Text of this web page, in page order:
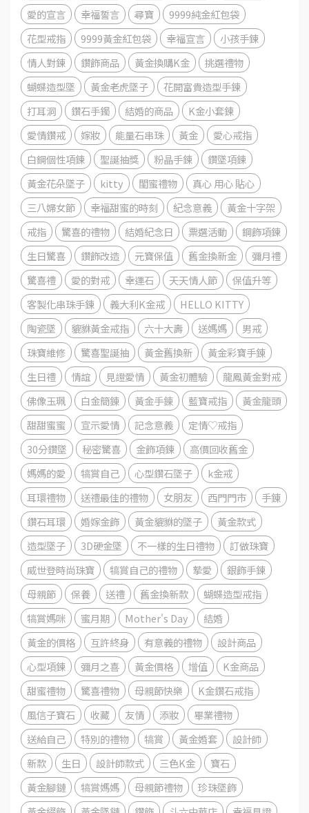
愛的宣言
幸福誓言 尋寶
9999純金紅包袋
花型戒指
9999黃金紅包袋 幸福宣言
小孩手鍊
情人對鍊
鑽飾商品 黃金換購K金
挑選禮物
蝴蝶造型墜
黃金老虎墜子
花開富貴造型手鍊
打耳洞
鑽石手鐲 結婚的商品
K金小套鍊
愛情鑽戒
嫁妝 能量石串珠 黃金
愛心戒指
白鋼個性項鍊
聖誕抽獎 粉晶手鍊
鑽墜項鍊
黃金花朵墜子
kitty 閨蜜禮物
真心 用心 貼心
三八婦女節
幸福甜蜜的時刻 紀念意義
黃金十字架
戒指
驚喜的禮物 結婚紀念日 票選活動
鋼飾項鍊
生日驚喜
鑽飾改造 元寶保值 舊金換新金
彌月禮
驚喜禮
愛的對戒 幸運石 天天情人節
保值升等
客製化串珠手鍊
義大利K金戒
HELLO KITTY
陶瓷墜
貔貅黃金戒指 六十大壽 送媽媽
男戒
珠寶維修
驚喜聖誕抽 黃金舊換新
黃金彩寶手錬
生日禮
情誼 見證愛情 黃金初體驗
龍鳳黃金對戒
佛像玉珮
白金簡錬 黃金手錬 藍寶戒指
黃金龍頭
甜甜蜜蜜
宣示愛情 記念意義
定情♡戒指
30分鑽墜
秘密驚喜 金飾項鍊
高價回收舊金
媽媽的愛
犒賞自己 心型鑽石墜子
k金戒
耳環禮物
送禮最佳的禮物 女朋友 西門門市
手錬
鑽石耳環
婚嫁金飾 黃金貔貅的墜子
黃金款式
造型墜子
3D硬金墜 不一樣的生日禮物
訂做珠寶
威世登時尚珠寶
犒賞自己的禮物 摯愛
銀飾手鍊
母親節
保養 送禮 舊金換新款
蝴蝶造型戒指
犒賞媽咪
蜜月期 Mother's Day
結婚
黃金的價格
互許終身 有意義的禮物
設計商品
心型項鍊
彌月之喜 黃金價格 增值
K金商品
甜蜜禮物
驚喜禮物 母親節快樂
K金鑽石戒指
風信子寶石
收藏 友情 添妝
畢業禮物
送給自己
特別的禮物 犒賞 黃金婚套
設計師
新款
生日 設計師款式 三色K金
寶石
黃金腳鏈
犒賞媽媽 母親節禮物
珍珠墜飾